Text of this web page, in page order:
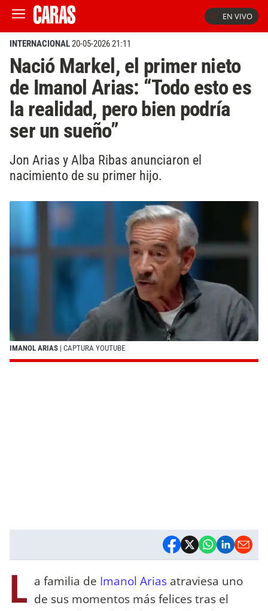
EN VIVO
INTERNACIONAL20-05-2026 21:11
Nació Markel, el primer nieto
de Imanol Arias: “Todo esto es
la realidad, pero bien podría
ser un sueño”
Jon Arias y Alba Ribas anunciaron el
nacimiento de su primer hijo.
IMANOL ARIAS | CAPTURA YOUTUBE
L a familia de Imanol Arias atraviesa uno
de sus momentos más felices tras el